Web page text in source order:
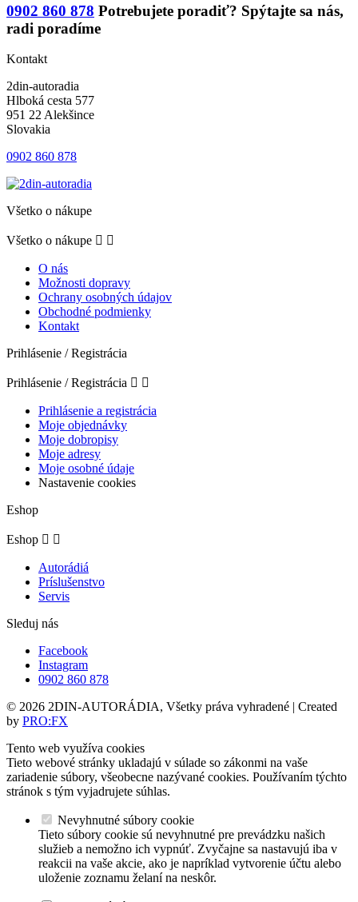
0902 860 878 Potrebujete poradiť? Spýtajte sa nás,
radi poradíme
Kontakt
2din-autoradia
Hlboká cesta 577
951 22 Alekšince
Slovakia
0902 860 878
Všetko o nákupe
Všetko o nákupe  
O nás
Možnosti dopravy
Ochrany osobných údajov
Obchodné podmienky
Kontakt
Prihlásenie / Registrácia
Prihlásenie / Registrácia  
Prihlásenie a registrácia
Moje objednávky
Moje dobropisy
Moje adresy
Moje osobné údaje
Nastavenie cookies
Eshop
Eshop  
Autorádiá
Príslušenstvo
Servis
Sleduj nás
Facebook
Instagram
0902 860 878
© 2026 2DIN-AUTORÁDIA, Všetky práva vyhradené | Created
by PRO:FX
Tento web využíva cookies
Tieto webové stránky ukladajú v súlade so zákonmi na vaše
zariadenie súbory, všeobecne nazývané cookies. Používaním týchto
stránok s tým vyjadrujete súhlas.
Nevyhnutné súbory cookie
Tieto súbory cookie sú nevyhnutné pre prevádzku našich
služieb a nemožno ich vypnúť. Zvyčajne sa nastavujú iba v
reakcii na vaše akcie, ako je napríklad vytvorenie účtu alebo
uloženie zoznamu želaní na neskôr.